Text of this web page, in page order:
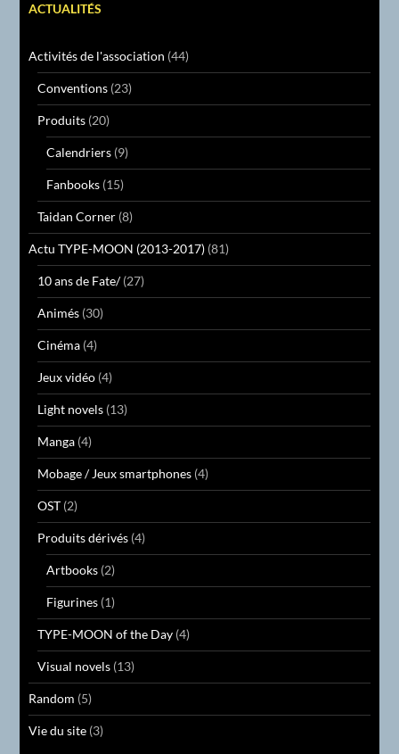
ACTUALITÉS
Activités de l'association (44)
Conventions (23)
Produits (20)
Calendriers (9)
Fanbooks (15)
Taidan Corner (8)
Actu TYPE-MOON (2013-2017) (81)
10 ans de Fate/(27)
Animés (30)
Cinéma (4)
Jeux vidéo (4)
Light novels (13)
Manga (4)
Mobage / Jeux smartphones (4)
OST (2)
Produits dérivés (4)
Artbooks (2)
Figurines (1)
TYPE-MOON of the Day (4)
Visual novels (13)
Random (5)
Vie du site (3)